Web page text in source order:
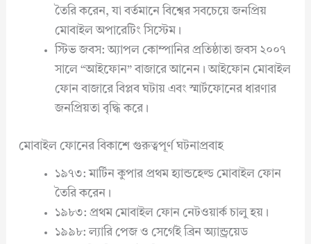
তৈরি করেন, যা বর্তমানে বিশ্বের সবচেয়ে জনপ্রিয়
মোবাইল অপারেটিং সিস্টেম।
স্টিভ জবস: অ্যাপল কোম্পানির প্রতিষ্ঠাতা জবস ২০০৭
সালে “আইফোন” বাজারে আনেন। আইফোন মোবাইল
ফোন বাজারে বিপ্লব ঘটায় এবং স্মার্টফোনের ধারণার
জনপ্রিয়তা বৃদ্ধি করে।
মোবাইল ফোনের বিকাশে গুরুত্বপূর্ণ ঘটনাপ্রবাহ
১৯৭৩: মার্টিন কুপার প্রথম হ্যান্ডহেল্ড মোবাইল ফোন
তৈরি করেন।
১৯৮৩: প্রথম মোবাইল ফোন নেটওয়ার্ক চালু হয়।
১৯৯৮: ল্যারি পেজ ও সের্গেই ব্রিন অ্যান্ড্রয়েড